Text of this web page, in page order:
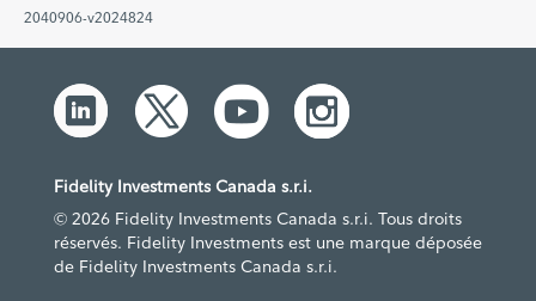
2040906-v2024824
Fidelity Investments Canada s.r.i.
© 2026 Fidelity Investments Canada s.r.i. Tous droits
réservés. Fidelity Investments est une marque déposée
de Fidelity Investments Canada s.r.i.